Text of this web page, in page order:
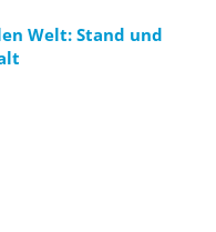
Welt: Stand und